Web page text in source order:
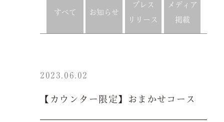
名様
ご予約は当サイトが最もお得です。
ご昼食
よくある質問 お問い合わせ
すべて お知らせ
プレス
リリース
メディア
掲載
2023.06.02
【カウンター限定】おまかせコース